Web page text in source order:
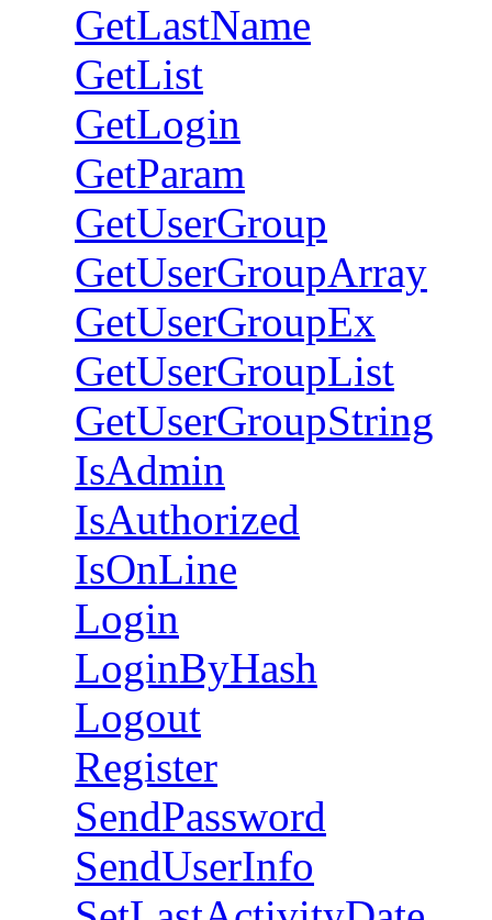
GetLastName
GetList
GetLogin
GetParam
GetUserGroup
GetUserGroupArray
GetUserGroupEx
GetUserGroupList
GetUserGroupString
IsAdmin
IsAuthorized
IsOnLine
Login
LoginByHash
Logout
Register
SendPassword
SendUserInfo